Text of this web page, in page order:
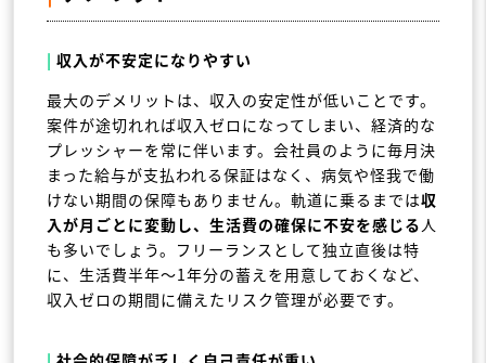
| 収入が不安定になりやすい
最大のデメリットは、収入の安定性が低いことです。
案件が途切れれば収入ゼロになってしまい、経済的な
プレッシャーを常に伴います。会社員のように毎月決
まった給与が支払われる保証はなく、病気や怪我で働
けない期間の保障もありません。軌道に乗るまでは収
入が月ごとに変動し、生活費の確保に不安を感じる 人
も多いでしょう。フリーランスとして独立直後は特
に、生活費半年～1年分の蓄えを用意しておくなど、
収入ゼロの期間に備えたリスク管理が必要です。